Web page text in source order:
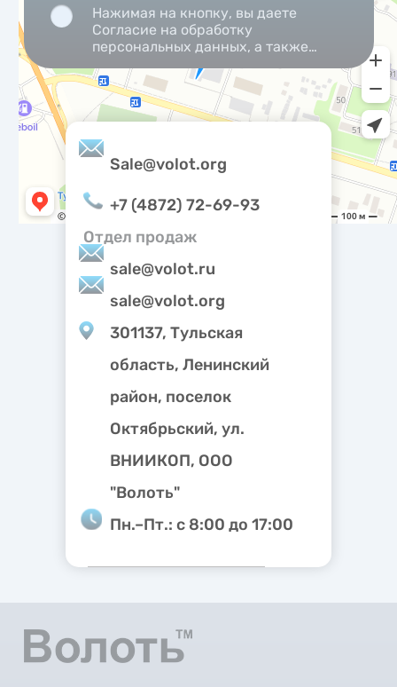
Нажимая на кнопку, вы даете
Согласие на обработку
персональных данных, а также
персональных данных
метрическими программами.
Sale@volot.org
+7 (4872) 72-69-93
Отдел продаж
sale@volot.ru
sale@volot.org
301137, Тульская
область, Ленинский
район, поселок
Октябрьский, ул.
ВНИИКОП, ООО
"Волоть"
Пн.–Пт.: с 8:00 до 17:00